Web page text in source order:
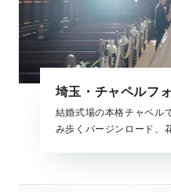
埼玉・チャペルフ
結婚式場の本格チャペル
み歩くバージンロード、